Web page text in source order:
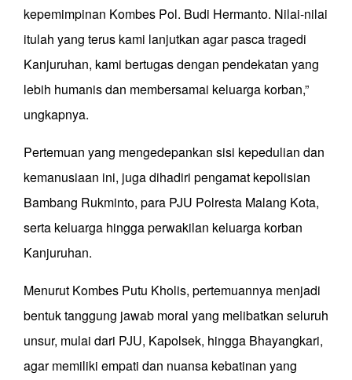
kepemimpinan Kombes Pol. Budi Hermanto. Nilai-nilai
itulah yang terus kami lanjutkan agar pasca tragedi
Kanjuruhan, kami bertugas dengan pendekatan yang
lebih humanis dan membersamai keluarga korban,”
ungkapnya.
Pertemuan yang mengedepankan sisi kepedulian dan
kemanusiaan ini, juga dihadiri pengamat kepolisian
Bambang Rukminto, para PJU Polresta Malang Kota,
serta keluarga hingga perwakilan keluarga korban
Kanjuruhan.
Menurut Kombes Putu Kholis, pertemuannya menjadi
bentuk tanggung jawab moral yang melibatkan seluruh
unsur, mulai dari PJU, Kapolsek, hingga Bhayangkari,
agar memiliki empati dan nuansa kebatinan yang